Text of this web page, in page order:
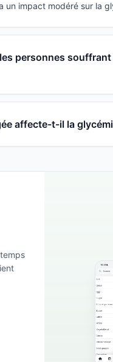
un impact modéré sur la
personnes souffrant
affecte-t-il la